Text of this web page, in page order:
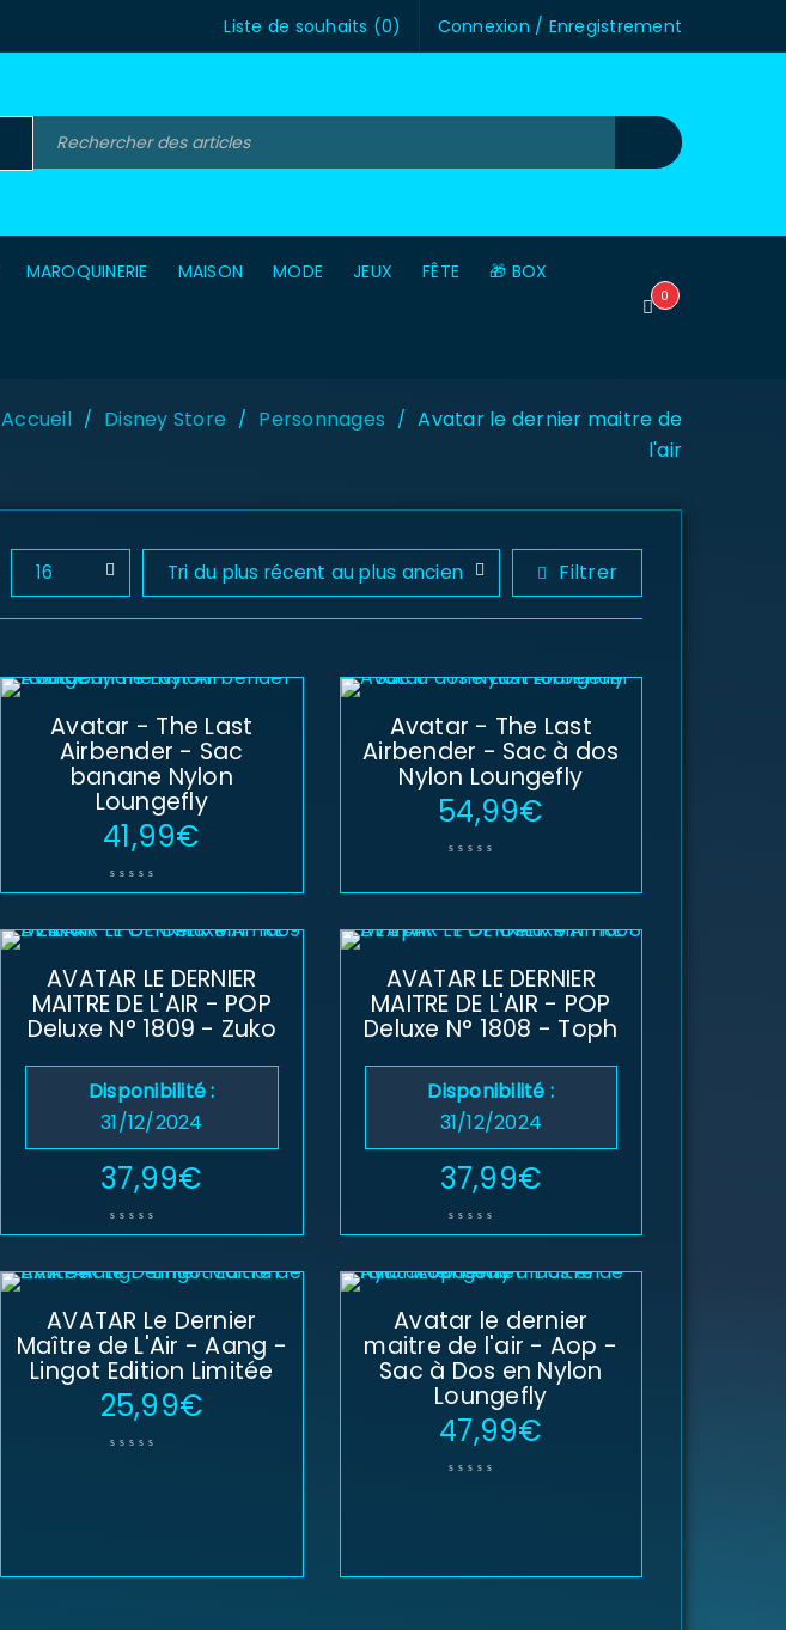
Connexion / Enregistrement
Liste de souhaits (0)
MAROQUINERIE MAISON MODE JEUX FÊTE 🎁 BOX
0
Accueil / Disney Store / Personnages / Avatar le dernier maitre de
l'air
Filtrer
Tri du plus récent au plus ancien
16
Avatar - The Last
Airbender - Sac
banane Nylon
Loungefly
41,99€
Avatar - The Last
Airbender - Sac à dos
Nylon Loungefly
54,99€
AVATAR LE DERNIER
MAITRE DE L'AIR - POP
Deluxe N° 1809 - Zuko
Disponibilité :
31/12/2024
37,99€
AVATAR LE DERNIER
MAITRE DE L'AIR - POP
Deluxe N° 1808 - Toph
Disponibilité :
31/12/2024
37,99€
AVATAR Le Dernier
Maître de L'Air - Aang -
Lingot Edition Limitée
25,99€
Avatar le dernier
maitre de l'air - Aop -
Sac à Dos en Nylon
Loungefly
47,99€